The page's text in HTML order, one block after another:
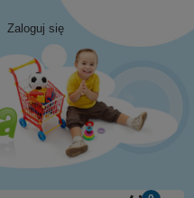
Zaloguj się